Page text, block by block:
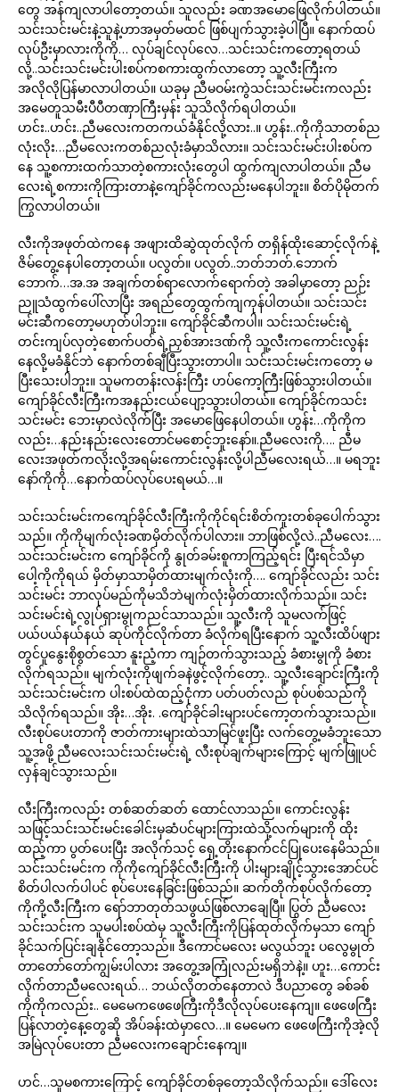
တွေ အန်ကျလာပါတော့တယ်။ သူလည်း ခဏအမောဖြေလိုက်ပါတယ်။
သင်းသင်းမင်းနဲ့သူနဲ့ဟာအမှတ်မထင် ဖြစ်ပျက်သွားခဲ့ပါပြီ။ နောက်ထပ်
လုပ်ဦးမှာလားကိုကို… လုပ်ချင်လုပ်လေ…သင်းသင်းကတော့ရတယ်
လို့..သင်းသင်းမင်းပါးစပ်ကစကားထွက်လာတော့ သူ့လီးကြီးက
အလိုလိုပြန်မာလာပါတယ်။ ယခုမှ ညီမဝမ်းကွဲသင်းသင်းမင်းကလည်း
အမေတူသမီးပီပီတဏှာကြီးမှန်း သူသိလိုက်ရပါတယ်။
ဟင်း..ဟင်း..ညီမလေးကတကယ်ခံနိုင်လို့လား..။ ဟွန်း..ကိုကိုသာတစ်ည
လုံးလိုး…ညီမလေးကတစ်ညလုံးခံမှာသိလား။ သင်းသင်းမင်းပါးစပ်က
နေ သူ့စကားထက်သာတဲ့စကားလုံးတွေပါ ထွက်ကျလာပါတယ်။ ညီမ
လေးရဲ့စကားကိုကြားတာနဲ့ကျော်ခိုင်ကလည်းမနေပါဘူး။ စိတ်ပိုမိုတက်
ကြွလာပါတယ်။
လီးကိုအဖုတ်ထဲကနေ အဖျားထိဆွဲထုတ်လိုက် တရှိန်ထိုးဆောင့်လိုက်နဲ့
ဇိမ်တွေ့နေပါတော့တယ်။ ပလွတ်။ ပလွတ်..ဘတ်ဘတ်.ဘောက်
ဘောက်…အ.အ အချက်တစ်ရာလောက်ရောက်တဲ့ အခါမှာတော့ ညဉ်း
ညူသံထွက်ပေါ်လာပြီး အရည်တွေထွက်ကျကုန်ပါတယ်။ သင်းသင်း
မင်းဆီကတော့မဟုတ်ပါဘူး။ ကျော်ခိုင်ဆီကပါ။ သင်းသင်းမင်းရဲ့
တင်းကျပ်လှတဲ့စောက်ပတ်ရဲ့ညှစ်အားဒဏ်ကို သူ့လီးကကောင်းလွန်း
နေလို့မခံနိုင်ဘဲ နောက်တစ်ချီပြီးသွားတာပါ။ သင်းသင်းမင်းကတော့ မ
ပြီးသေးပါဘူး။ သူမကတန်းလန်းကြီး ဟပ်ကော့ကြီးဖြစ်သွားပါတယ်။
ကျော်ခိုင်လီးကြီးကအနည်းငယ်ပျော့သွားပါတယ်။ ကျော်ခိုင်ကသင်း
သင်းမင်း ဘေးမှာလဲလိုက်ပြီး အမောဖြေနေပါတယ်။ ဟွန်း…ကိုကိုက
လည်း…နည်းနည်းလေးတောင်မစောင့်ဘူးနော်။.ညီမလေးကို…. ညီမ
လေးအဖုတ်ကလိုးလို့အရမ်းကောင်းလွန်းလို့ပါညီမလေးရယ်…။ မရဘူး
နော်ကိုကို…နောက်ထပ်လုပ်ပေးရမယ်…။
သင်းသင်းမင်းကကျော်ခိုင်လီးကြီးကိုကိုင်ရင်းစိတ်ကူးတစ်ခုပေါက်သွား
သည်။ ကိုကိုမျက်လုံးခဏမှိတ်လိုက်ပါလား။ ဘာဖြစ်လို့လဲ..ညီမလေး….
သင်းသင်းမင်းက ကျော်ခိုင်ကို နွုတ်ခမ်းစူကာကြည့်ရင်း ပြီးရင်သိမှာ
ပေါ့ကိုကိုရယ် မှိတ်မှာသာမှိတ်ထားမျက်လုံးကို…. ကျော်ခိုင်လည်း သင်း
သင်းမင်း ဘာလုပ်မည်ကိုမသိဘဲမျက်လုံးမှိတ်ထားလိုက်သည်။ သင်း
သင်းမင်းရဲ့လွုပ်ရှားမွုကညင်သာသည်။ သူ့လီးကို သူမလက်ဖြင့်
ပယ်ပယ်နယ်နယ် ဆုပ်ကိုင်လိုက်တာ ခံလိုက်ရပြီးနောက် သူ့လီးထိပ်ဖျား
တွင်ပူနွေးစိုစွတ်သော နူးညံ့ကာ ကျဉ်တက်သွားသည့် ခံစားမွုကို ခံစား
လိုက်ရသည်။ မျက်လုံးကိုဖျက်ခနဲဖွင့်လိုက်တော့.. သူ့လီးချောင်းကြီးကို
သင်းသင်းမင်းက ပါးစပ်ထဲထည့်ငုံကာ ပတ်ပတ်လည် စုပ်ပစ်သည်ကို
သိလိုက်ရသည်။ အိုး…အိုး. .ကျော်ခိုင်ခါးများပင်ကော့တက်သွားသည်။
လီးစုပ်ပေးတာကို ဇာတ်ကားများထဲသာမြင်ဖူးပြီး လက်တွေ့မခံဘူးသော
သူ့အဖို့ ညီမလေးသင်းသင်းမင်းရဲ့ လီးစုပ်ချက်များကြောင့် မျက်ဖြူပင်
လှန်ချင်သွားသည်။
လီးကြီးကလည်း တစ်ဆတ်ဆတ် ထောင်လာသည်။ ကောင်းလွန်း
သဖြင့်သင်းသင်းမင်းခေါင်းမှဆံပင်များကြားထဲသို့လက်များကို ထိုး
ထည့်ကာ ပွတ်ပေးပြီး အလိုက်သင့် ရှေ့တိုးနောက်ငင်ပြုပေးနေမိသည်။
သင်းသင်းမင်းက ကိုကိုကျော်ခိုင်လီးကြီးကို ပါးများချိုင့်သွားအောင်ပင်
စိတ်ပါလက်ပါပင် စုပ်ပေးနေခြင်းဖြစ်သည်။ ဆက်တိုက်စုပ်လိုက်တော့
ကိုကို့လီးကြီးက ရော်ဘာတုတ်သဖွယ်ဖြစ်လာချေပြီ။ ပြွတ် ညီမလေး
သင်းသင်းက သူမပါးစပ်ထဲမှ သူ့လီးကြီးကိုပြန်ထုတ်လိုက်မှသာ ကျော်
ခိုင်သက်ပြင်းချနိုင်တော့သည်။ ဒီကောင်မလေး မလွယ်ဘူး ပလွေမွုတ်
တာတော်တော်ကျွမ်းပါလား အတွေ့အကြုံလည်းမရှိဘဲနဲ့။ ဟူး…ကောင်း
လိုက်တာညီမလေးရယ်… ဘယ်လိုတတ်နေတာလဲ ဒီပညာတွေ ခစ်ခစ်
ကိုကိုကလည်း.. မေမေကဖေဖေကြီးကိုဒီလိုလုပ်ပေးနေကျ။ ဖေဖေကြီး
ပြန်လာတဲ့နေ့တွေဆို အိပ်ခန်းထဲမှာလေ…။ မေမေက ဖေဖေကြီးကိုအဲ့လို
အမြဲလုပ်ပေးတာ ညီမလေးကချောင်းနေကျ။
ဟင်…သူမစကားကြောင့် ကျော်ခိုင်တစ်ခုတော့သိလိုက်သည်။ ဒေါ်လေး